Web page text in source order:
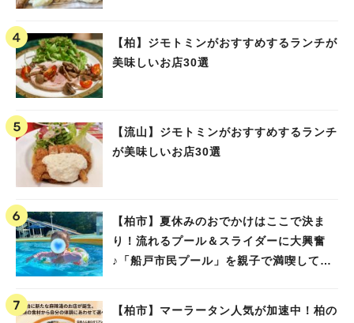
【柏】ジモトミンがおすすめするランチが
美味しいお店30選
【流山】ジモトミンがおすすめするランチ
が美味しいお店30選
【柏市】夏休みのおでかけはここで決ま
り！流れるプール＆スライダーに大興奮
♪「船戸市民プール」を親子で満喫してき
【柏市】マーラータン人気が加速中！柏の